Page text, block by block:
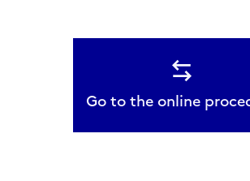
Go to the online